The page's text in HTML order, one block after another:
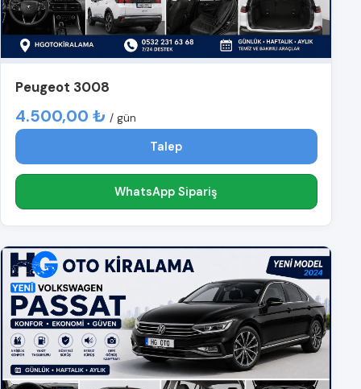
Peugeot 3008
4.500,00 ₺ / gün
Talep
WhatsApp Sipariş